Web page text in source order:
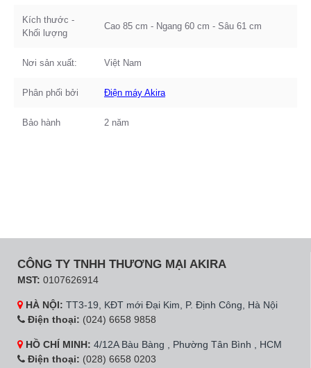
Kích thước -
Khối lượng
Cao 85 cm - Ngang 60 cm - Sâu 61 cm
Nơi sản xuất: Việt Nam
Phân phối bởi Điện máy Akira
Bảo hành 2 năm
CÔNG TY TNHH THƯƠNG MẠI AKIRA
MST: 0107626914
HÀ NỘI: TT3-19, KĐT mới Đại Kim, P. Định Công, Hà Nội
Điện thoại: (024) 6658 9858
HỒ CHÍ MINH: 4/12A Bàu Bàng , Phường Tân Bình , HCM
Điện thoại: (028) 6658 0203